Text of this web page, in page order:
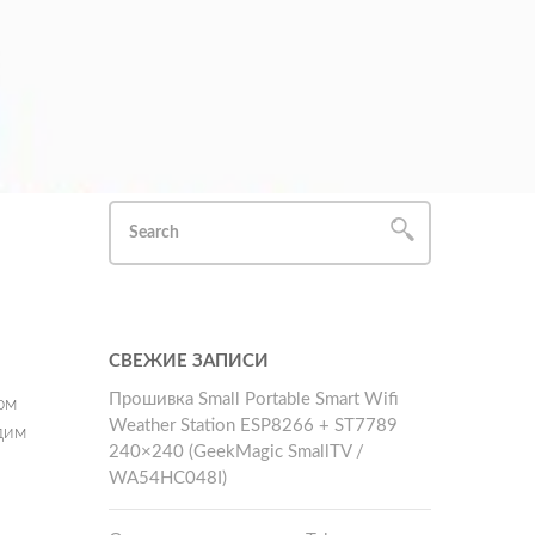
СВЕЖИЕ ЗАПИСИ
Прошивка Small Portable Smart Wifi
Weather Station ESP8266 + ST7789
240×240 (GeekMagic SmallTV /
WA54HC048I)